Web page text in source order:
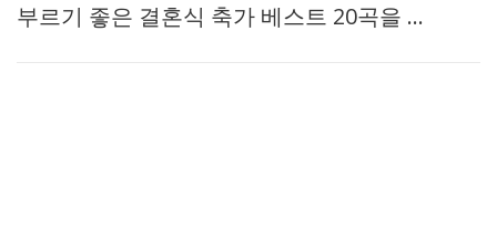
부르기 좋은 결혼식 축가 베스트 20곡을 …